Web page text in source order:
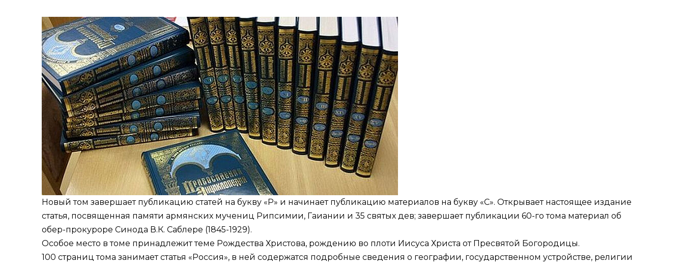
Новый том завершает публикацию статей на букву «Р» и начинает публикацию материалов на букву «С». Открывает настоящее издание
статья, посвященная памяти армянских мучениц Рипсимии, Гаиании и 35 святых дев; завершает публикации 60-го тома материал об
обер-прокуроре Синода В.К. Саблере (1845-1929).
Особое место в томе принадлежит теме Рождества Христова, рождению во плоти Иисуса Христа от Пресвятой Богородицы.
100 страниц тома занимает статья «Россия», в ней содержатся подробные сведения о географии, государственном устройстве, религии